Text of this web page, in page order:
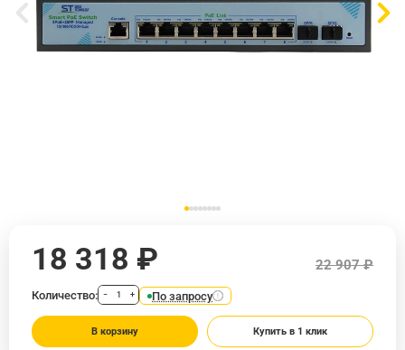
18 318 ₽ 22 907 ₽
Количество: − + По запросу
В корзину Купить в 1 клик